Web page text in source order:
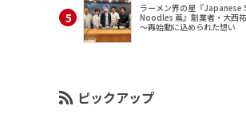
ラーメン界の星『Japanese
Noodles 蔦』創業者・大西
～再始動に込められた想い
ピックアップ